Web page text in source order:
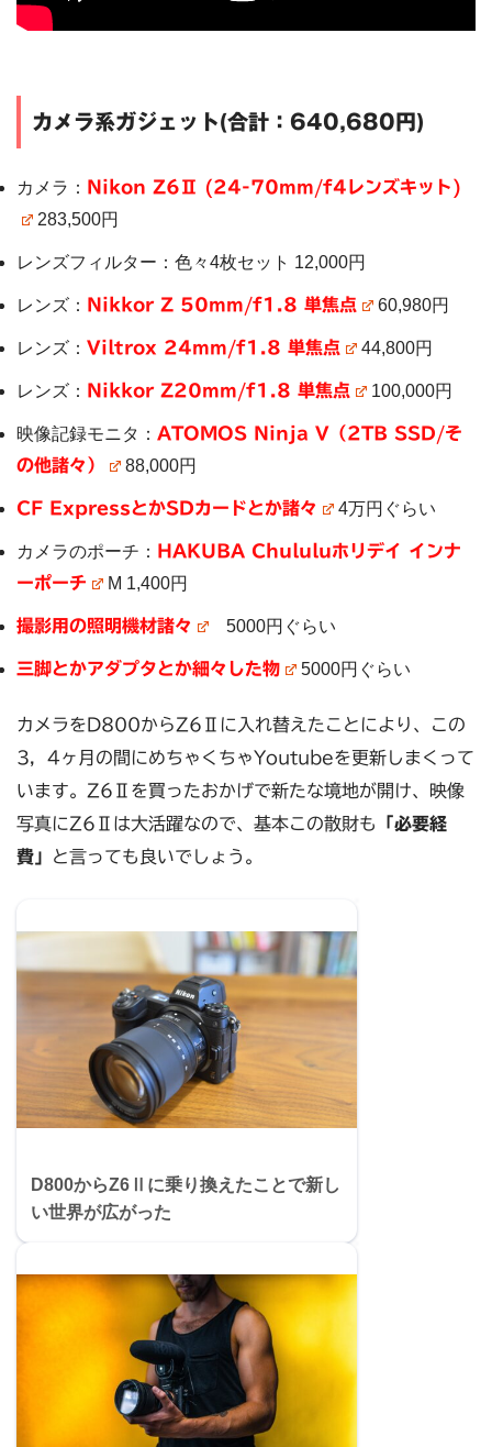
カメラ系ガジェット(合計：640,680円)
カメラ： Nikon Z6Ⅱ (24-70mm/f4レンズキット)
283,500円
レンズフィルター：色々4枚セット 12,000円
レンズ： Nikkor Z 50mm/f1.8 単焦点 60,980円
レンズ： Viltrox 24mm/f1.8 単焦点 44,800円
レンズ： Nikkor Z20mm/f1.8 単焦点 100,000円
映像記録モニタ： ATOMOS Ninja V（2TB SSD/そ
の他諸々）
88,000円
CF ExpressとかSDカードとか諸々 4万円ぐらい
カメラのポーチ：
HAKUBA Chululuホリデイ インナ
ーポーチ
M 1,400円
撮影用の照明機材諸々 5000円ぐらい
三脚とかアダプタとか細々した物 5000円ぐらい
カメラをD800からZ6Ⅱに入れ替えたことにより、この
3，4ヶ月の間にめちゃくちゃYoutubeを更新しまくって
います。Z6Ⅱを買ったおかげで新たな境地が開け、映像
写真にZ6Ⅱは大活躍なので、基本この散財も
「必要経
費」
と言っても良いでしょう。
D800からZ6Ⅱに乗り換えたことで新し
い世界が広がった